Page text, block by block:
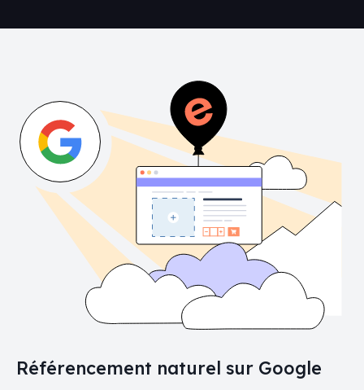
Référencement naturel sur Google